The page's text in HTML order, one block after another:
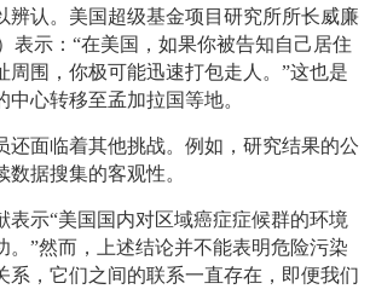
辨认。美国超级基金项目研究所所长威廉
表示：“在美国，如果你被告知自己居住
周围，你极可能迅速打包走人。”这也是
心转移至孟加拉国等地。
还面临着其他挑战。例如，研究结果的公
据搜集的客观性。
表示“美国国内对区域癌症症候群的环境
。”然而，上述结论并不能表明危险污染
系，它们之间的联系一直存在，即便我们